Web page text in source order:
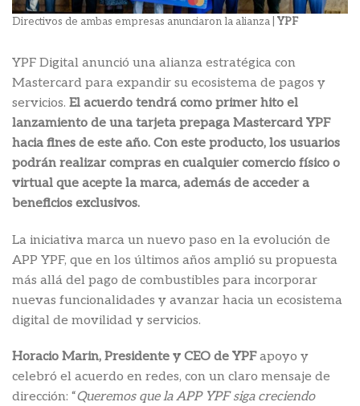
Directivos de ambas empresas anunciaron la alianza | YPF
YPF Digital anunció una alianza estratégica con
Mastercard para expandir su ecosistema de pagos y
servicios. El acuerdo tendrá como primer hito el
lanzamiento de una tarjeta prepaga Mastercard YPF
hacia fines de este año. Con este producto, los usuarios
podrán realizar compras en cualquier comercio físico o
virtual que acepte la marca, además de acceder a
beneficios exclusivos.
La iniciativa marca un nuevo paso en la evolución de
APP YPF, que en los últimos años amplió su propuesta
más allá del pago de combustibles para incorporar
nuevas funcionalidades y avanzar hacia un ecosistema
digital de movilidad y servicios.
Horacio Marin, Presidente y CEO de YPFapoyo y
celebró el acuerdo en redes, con un claro mensaje de
dirección: “Queremos que la APP YPF siga creciendo